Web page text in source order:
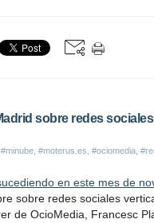
sobre redes
#minube #moterus.es #ociomedia
en este mes de
sobre redes sociales
de OcioMedia, Francesc